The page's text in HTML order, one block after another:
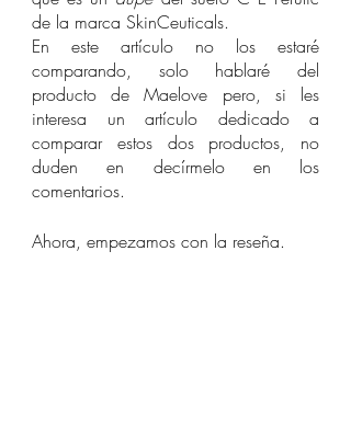
de la marca SkinCeuticals.
En este artículo no los estaré
comparando, solo hablaré del
producto de Maelove pero, si les
interesa un artículo dedicado a
comparar estos dos productos, no
duden en decírmelo en los
comentarios.
Ahora, empezamos con la reseña.